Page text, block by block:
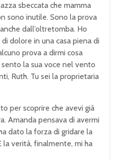
sbeccata che mamma
sono inutile. Sono la prova
dall’oltretomba. Ho
dolore in una casa piena di
prova a dirmi cosa
la sua voce nel vento
Ruth. Tu sei la proprietaria
per scoprire che avevi già
Amanda pensava di avermi
dato la forza di gridare la
verità, finalmente, mi ha